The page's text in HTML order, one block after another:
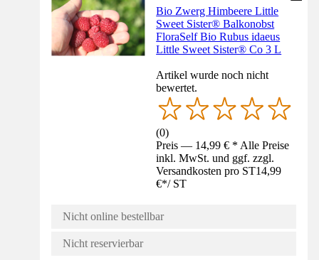
Bio Zwerg Himbeere Little
Sweet Sister® Balkonobst
FloraSelf Bio Rubus idaeus
Little Sweet Sister® Co 3 L
Artikel wurde noch nicht
bewertet.
(0)
Preis — 14,99 € * Alle Preise
inkl. MwSt. und ggf. zzgl.
Versandkosten pro ST14,99
€*/ ST
Nicht online bestellbar
Nicht reservierbar